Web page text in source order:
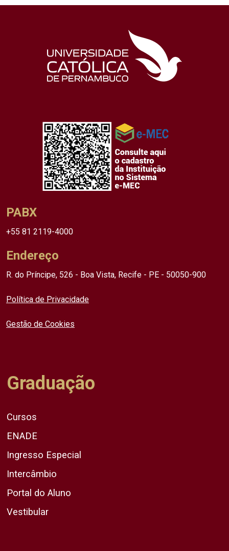
PABX
+55 81 2119-4000
Endereço
R. do Príncipe, 526 - Boa Vista, Recife - PE - 50050-900
Política de Privacidade
Gestão de Cookies
Graduação
Cursos
ENADE
Ingresso Especial
Intercâmbio
Portal do Aluno
Vestibular